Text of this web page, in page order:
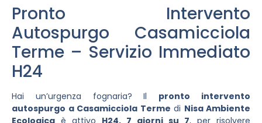
Pronto Intervento
Autospurgo Casamicciola
Terme – Servizio Immediato
H24
Hai un’urgenza fognaria? Il pronto intervento
autospurgo a Casamicciola Terme di Nisa Ambiente